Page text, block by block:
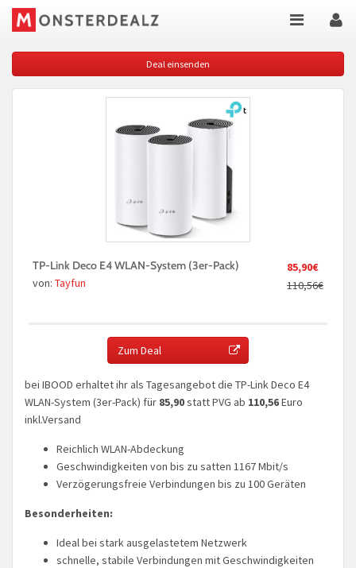
Deal einsenden
85,90€
110,56€
TP-Link Deco E4 WLAN-System (3er-Pack)
von: Tayfun
Zum Deal
bei IBOOD erhaltet ihr als Tagesangebot die TP-Link Deco E4
WLAN-System (3er-Pack) für 85,90statt PVG ab 110,56Euro
inkl.Versand
Reichlich WLAN-Abdeckung
Geschwindigkeiten von bis zu satten 1167 Mbit/s
Verzögerungsfreie Verbindungen bis zu 100 Geräten
Besonderheiten:
Ideal bei stark ausgelastetem Netzwerk
schnelle, stabile Verbindungen mit Geschwindigkeiten